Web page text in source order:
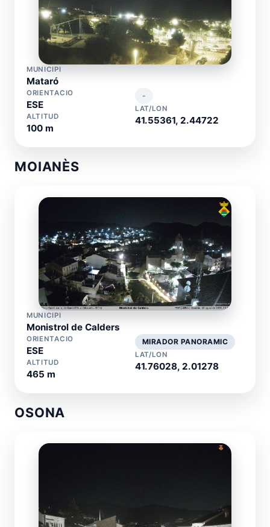
MUNICIPI
Mataró
ORIENTACIO
ESE
ALTITUD
100 m
-
LAT/LON
41.55361, 2.44722
MOIANÈS
MUNICIPI
Monistrol de Calders
ORIENTACIO
ESE
ALTITUD
465 m
MIRADOR PANORAMIC
LAT/LON
41.76028, 2.01278
OSONA